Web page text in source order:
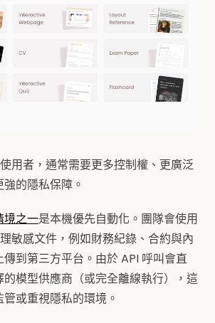
用者，通常需要更多控制權、更廣泛
的隱私保障。
境之一是本機優先自動化。團隊會使用
敏感文件，例如財務紀錄、合約與內
到第三方平台。由於 API 呼叫會直
模型供應商（或完全離線執行），這
或重視隱私的環境。